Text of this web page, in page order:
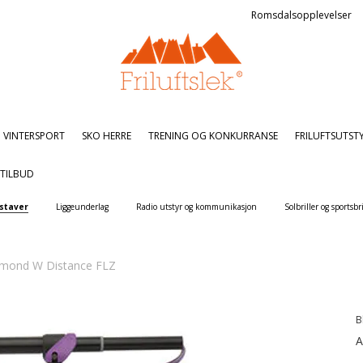
Romsdalsopplevelser
VINTERSPORT SKO HERRE TRENING OG KONKURRANSE
TILBUD
Liggeunderlag Radio utstyr og kommunikasjon Solbriller og
W Distance FLZ